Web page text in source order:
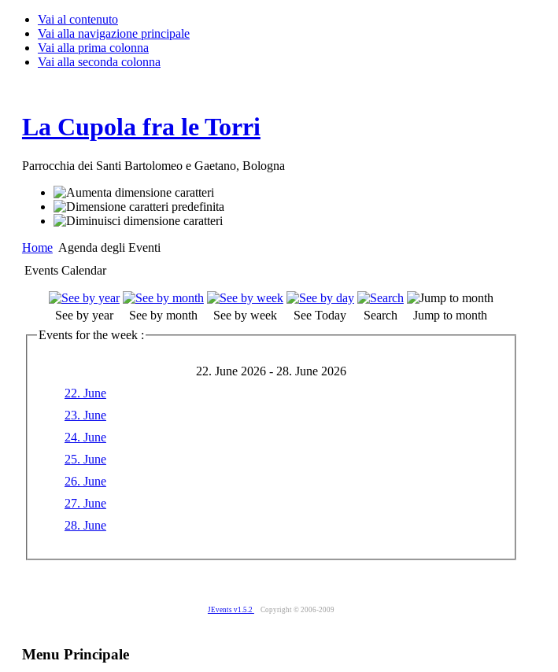
Vai al contenuto
Vai alla navigazione principale
Vai alla prima colonna
Vai alla seconda colonna
La Cupola fra le Torri
Parrocchia dei Santi Bartolomeo e Gaetano, Bologna
Home Agenda degli Eventi
Events Calendar
See by year See by month See by week See Today Search
Jump to month
Events for the week :
22. June 2026 - 28. June 2026
22. June
23. June
24. June
25. June
26. June
27. June
28. June
JEvents v1.5.2 Copyright © 2006-2009
Menu Principale